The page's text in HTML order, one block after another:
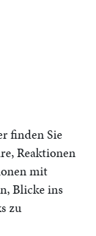
finden Sie
Reaktionen
mit
Blicke ins
zu